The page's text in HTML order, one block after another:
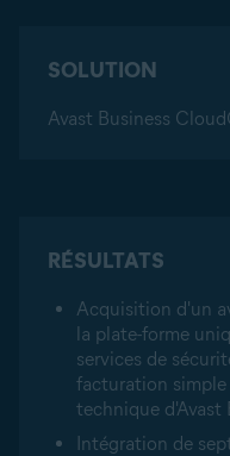
SOLUTION
Avast Business
RÉSULTATS
Acquisition d'un
la plate-forme
services de
facturation simple
technique d'Avast
Intégration de